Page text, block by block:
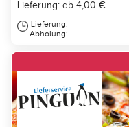
Lieferung: ab 4,00 €
Lieferung:
Abholung: